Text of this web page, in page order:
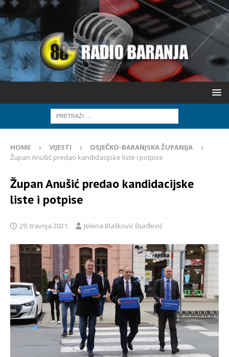
HOME VIJESTI
OSJEČKO-BARANJSKA ŽUPANIJA
Župan Anušić predao kandidacijske liste i potpise
Župan Anušić predao kandidacijske
liste i potpise
29. travnja 2021. Jelena Blašković Đurđević